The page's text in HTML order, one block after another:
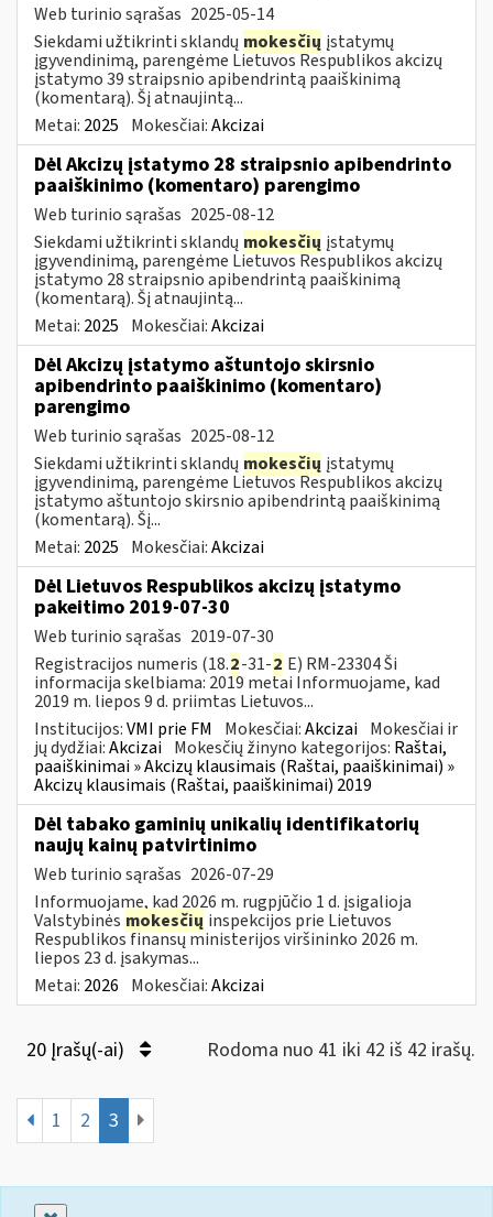
Web turinio sąrašas 2025-05-14
Siekdami užtikrinti sklandų mokesčių įstatymų
įgyvendinimą, parengėme Lietuvos Respublikos akcizų
įstatymo 39 straipsnio apibendrintą paaiškinimą
(komentarą). Šį atnaujintą...
Metai: 2025 Mokesčiai:Akcizai
Dėl Akcizų įstatymo 28 straipsnio apibendrinto
paaiškinimo (komentaro) parengimo
Web turinio sąrašas 2025-08-12
Siekdami užtikrinti sklandų mokesčių įstatymų
įgyvendinimą, parengėme Lietuvos Respublikos akcizų
įstatymo 28 straipsnio apibendrintą paaiškinimą
(komentarą). Šį atnaujintą...
Metai: 2025 Mokesčiai:Akcizai
Dėl Akcizų įstatymo aštuntojo skirsnio
apibendrinto paaiškinimo (komentaro)
parengimo
Web turinio sąrašas 2025-08-12
Siekdami užtikrinti sklandų mokesčių įstatymų
įgyvendinimą, parengėme Lietuvos Respublikos akcizų
įstatymo aštuntojo skirsnio apibendrintą paaiškinimą
(komentarą). Šį...
Metai: 2025 Mokesčiai:Akcizai
Dėl Lietuvos Respublikos akcizų įstatymo
pakeitimo 2019-07-30
Web turinio sąrašas 2019-07-30
Registracijos numeris (18.2-31-2 E) RM-23304 Ši
informacija skelbiama: 2019 metai Informuojame, kad
2019 m. liepos 9 d. priimtas Lietuvos...
Institucijos:VMI prie FM Mokesčiai:Akcizai Mokesčiai ir
jų dydžiai:Akcizai Mokesčių žinyno kategorijos: Raštai,
paaiškinimai » Akcizų klausimais (Raštai, paaiškinimai) »
Akcizų klausimais (Raštai, paaiškinimai) 2019
Dėl tabako gaminių unikalių identifikatorių
naujų kainų patvirtinimo
Web turinio sąrašas 2026-07-29
Informuojame, kad 2026 m. rugpjūčio 1 d. įsigalioja
Valstybinės mokesčių inspekcijos prie Lietuvos
Respublikos finansų ministerijos viršininko 2026 m.
liepos 23 d. įsakymas...
Metai: 2026 Mokesčiai:Akcizai
20 Įrašų(-ai) Rodoma nuo 41 iki 42 iš 42 irašų.
1 2 3